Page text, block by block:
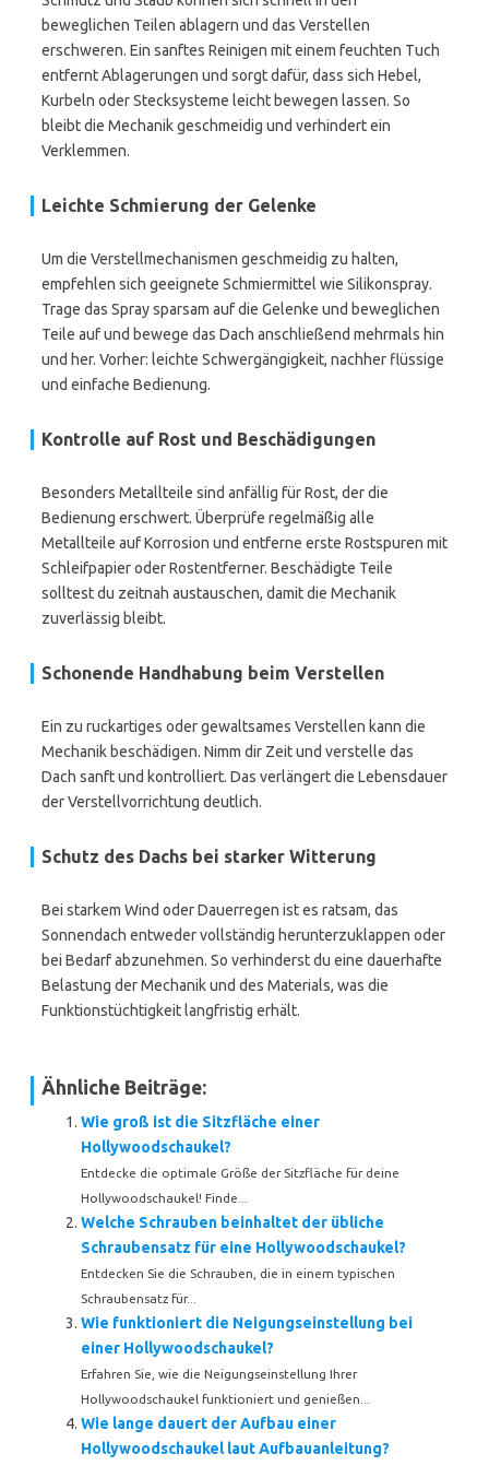
beweglichen Teilen ablagern und das Verstellen
erschweren. Ein sanftes Reinigen mit einem feuchten Tuch
entfernt Ablagerungen und sorgt dafür, dass sich Hebel,
Kurbeln oder Stecksysteme leicht bewegen lassen. So
bleibt die Mechanik geschmeidig und verhindert ein
Verklemmen.
Leichte Schmierung der Gelenke
Um die Verstellmechanismen geschmeidig zu halten,
empfehlen sich geeignete Schmiermittel wie Silikonspray.
Trage das Spray sparsam auf die Gelenke und beweglichen
Teile auf und bewege das Dach anschließend mehrmals hin
und her. Vorher: leichte Schwergängigkeit, nachher flüssige
und einfache Bedienung.
Kontrolle auf Rost und Beschädigungen
Besonders Metallteile sind anfällig für Rost, der die
Bedienung erschwert. Überprüfe regelmäßig alle
Metallteile auf Korrosion und entferne erste Rostspuren mit
Schleifpapier oder Rostentferner. Beschädigte Teile
solltest du zeitnah austauschen, damit die Mechanik
zuverlässig bleibt.
Schonende Handhabung beim Verstellen
Ein zu ruckartiges oder gewaltsames Verstellen kann die
Mechanik beschädigen. Nimm dir Zeit und verstelle das
Dach sanft und kontrolliert. Das verlängert die Lebensdauer
der Verstellvorrichtung deutlich.
Schutz des Dachs bei starker Witterung
Bei starkem Wind oder Dauerregen ist es ratsam, das
Sonnendach entweder vollständig herunterzuklappen oder
bei Bedarf abzunehmen. So verhinderst du eine dauerhafte
Belastung der Mechanik und des Materials, was die
Funktionstüchtigkeit langfristig erhält.
Ähnliche Beiträge:
Wie groß ist die Sitzfläche einer
Hollywoodschaukel?
Entdecke die optimale Größe der Sitzfläche für deine
Hollywoodschaukel! Finde...
Welche Schrauben beinhaltet der übliche
Schraubensatz für eine Hollywoodschaukel?
Entdecken Sie die Schrauben, die in einem typischen
Schraubensatz für...
Wie funktioniert die Neigungseinstellung bei
einer Hollywoodschaukel?
Erfahren Sie, wie die Neigungseinstellung Ihrer
Hollywoodschaukel funktioniert und genießen...
Wie lange dauert der Aufbau einer
Hollywoodschaukel laut Aufbauanleitung?